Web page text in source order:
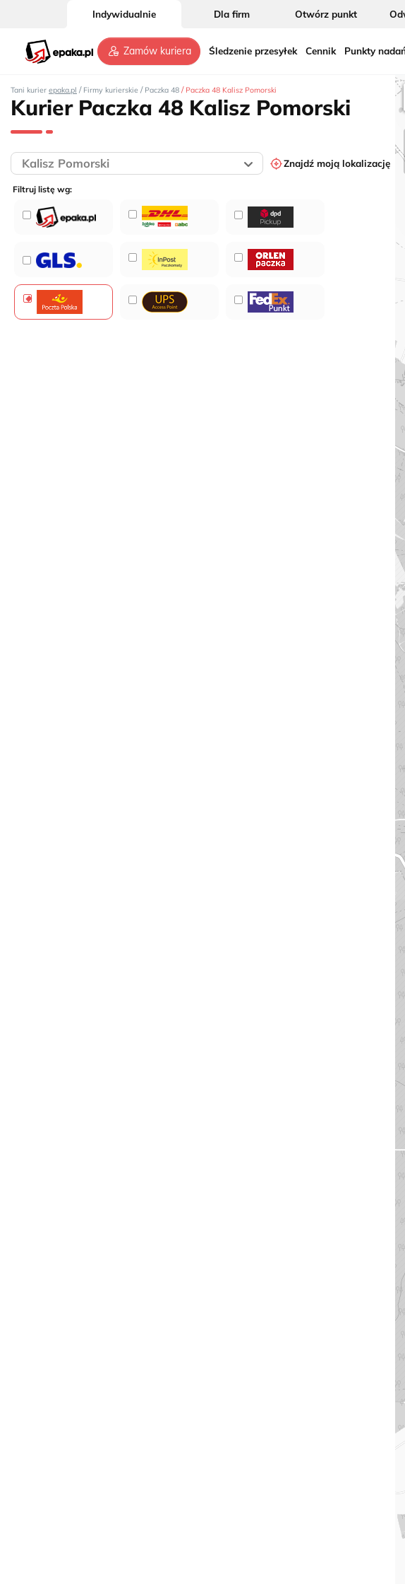
Indywidualnie Dla firm Otwórz punkt
Zamów kuriera Śledzenie przesyłek Cennik Punkty
Tani kurier epaka.pl / Firmy kurierskie / Paczka 48 / Paczka 48 Kalisz Pomorski
Kurier Paczka 48 Kalisz Pomorski
Znajdź moją lokalizację
Filtruj listę wg: